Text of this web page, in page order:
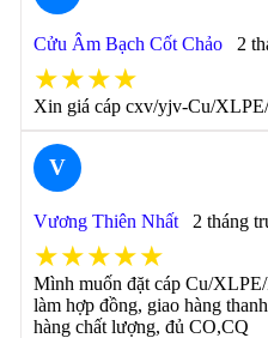
Cửu Âm Bạch Cốt Chảo 2
★★★★
Xin giá cáp cxv/yjv-Cu/
V
Vương Thiên Nhất 2 tháng
★★★★★
Mình muốn đặt cáp Cu/
làm hợp đồng, giao hàng
hàng chất lượng, đủ CO,CQ